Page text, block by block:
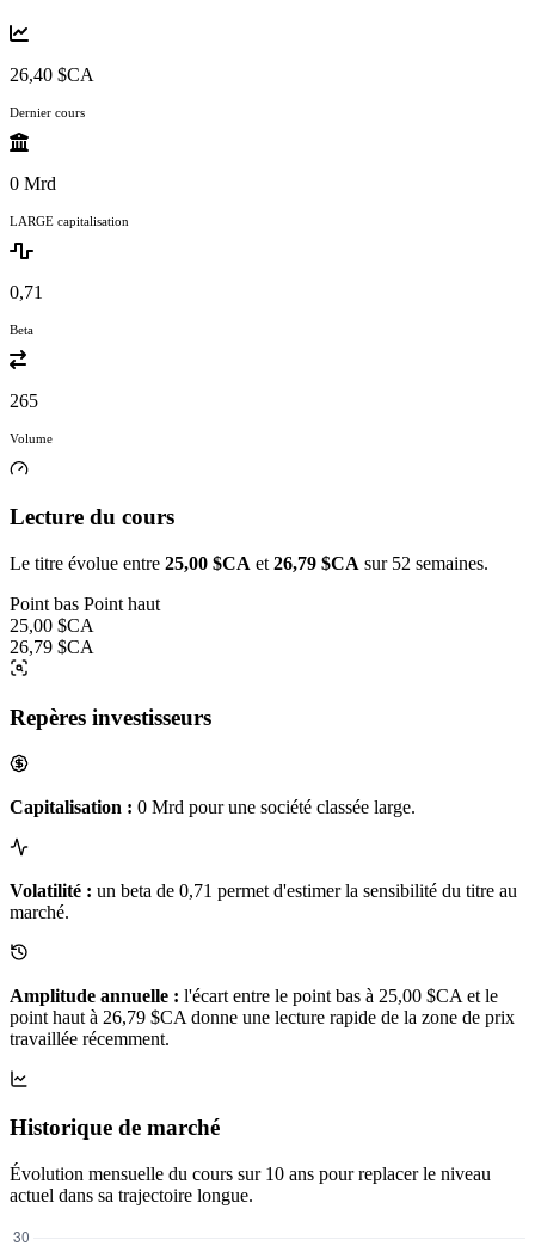
26,40 $CA
Dernier cours
0 Mrd
LARGE capitalisation
0,71
Beta
265
Volume
Lecture du cours
Le titre évolue entre 25,00 $CA et 26,79 $CA sur 52 semaines.
Point bas Point haut
25,00 $CA
26,79 $CA
Repères investisseurs
Capitalisation : 0 Mrd pour une société classée large.
Volatilité : un beta de 0,71 permet d'estimer la sensibilité du titre au
marché.
Amplitude annuelle : l'écart entre le point bas à 25,00 $CA et le
point haut à 26,79 $CA donne une lecture rapide de la zone de prix
travaillée récemment.
Historique de marché
Évolution mensuelle du cours sur 10 ans pour replacer le niveau
actuel dans sa trajectoire longue.